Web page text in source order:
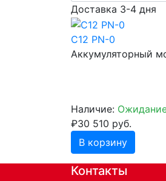
Доставка 3-4 дня
C12 PN-0
Аккумуляторный
Наличие:
₽30 510 руб.
В корзину
Контакты